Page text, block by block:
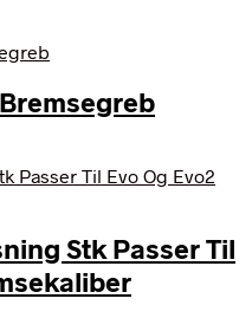
Stk Passer Til